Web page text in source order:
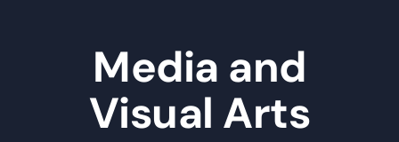
Media and
Visual Arts